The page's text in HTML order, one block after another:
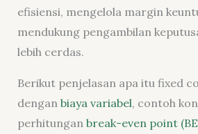
efisiensi, mengelola margin
mendukung pengambilan
lebih cerdas.
Berikut penjelasan apa itu fixed
dengan biaya variabel, contoh
perhitungan break-even point